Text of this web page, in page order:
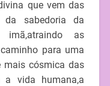
que vem das
da sabedoria da
imã,atraindo as
para uma
mais cósmica das
vida humana,a